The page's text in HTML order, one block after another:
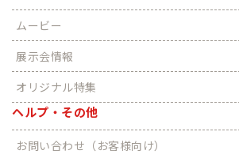
ムービー
展示会情報
オリジナル特集
ヘルプ・その他
お問い合わせ（お客様向け）